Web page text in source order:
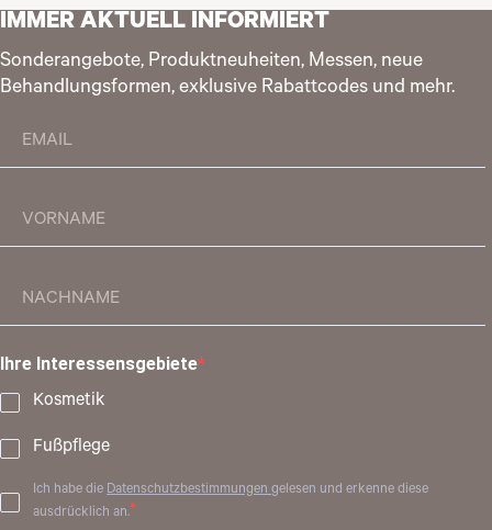
IMMER AKTUELL INFORMIERT
Sonderangebote, Produktneuheiten, Messen, neue
Behandlungsformen, exklusive Rabattcodes und mehr.
Ihre Interessensgebiete
Kosmetik
Fußpflege
Ich habe die Datenschutzbestimmungengelesen und erkenne diese
ausdrücklich an.